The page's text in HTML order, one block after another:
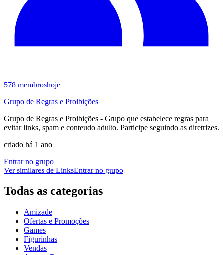
578 membroshoje
Grupo de Regras e Proibições
Grupo de Regras e Proibições - Grupo que estabelece regras para
evitar links, spam e conteudo adulto. Participe seguindo as diretrizes.
criado há 1 ano
Entrar no grupo
Ver similares de LinksEntrar no grupo
Todas as categorias
Amizade
Ofertas e Promoções
Games
Figurinhas
Vendas